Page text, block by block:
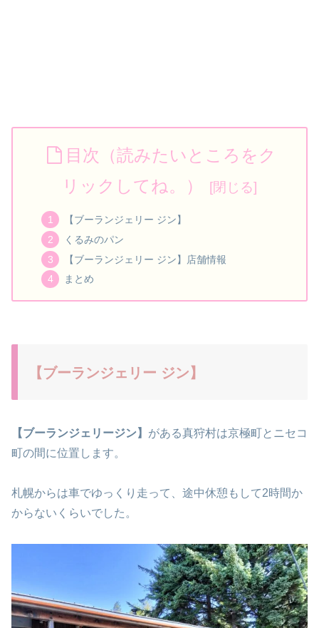
目次（読みたいところをク
リックしてね。）
【ブーランジェリー ジン】
くるみのパン
【ブーランジェリー ジン】店舗情報
まとめ
【ブーランジェリー ジン】
【ブーランジェリージン】 がある真狩村は京極町とニセコ
町の間に位置します。
札幌からは車でゆっくり走って、途中休憩もして2時間か
からないくらいでした。